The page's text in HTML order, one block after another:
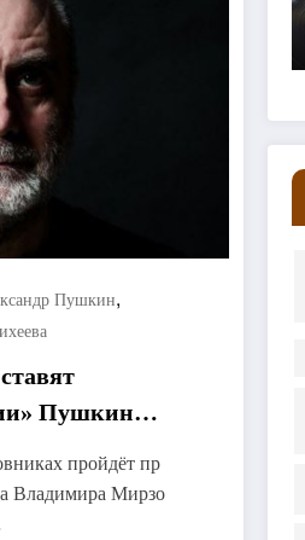
Пушкин,
Пушкина
пройдёт пр
Владимира Мирзо